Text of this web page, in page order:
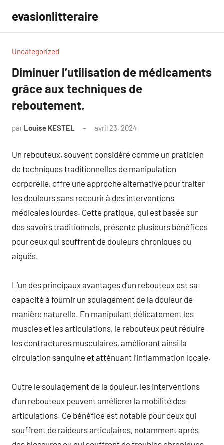
contenu
evasionlitteraire
Uncategorized
Diminuer l’utilisation de médicaments
grâce aux techniques de
reboutement.
par Louise KESTEL avril 23, 2024
Un rebouteux, souvent considéré comme un praticien
de techniques traditionnelles de manipulation
corporelle, offre une approche alternative pour traiter
les douleurs sans recourir à des interventions
médicales lourdes. Cette pratique, qui est basée sur
des savoirs traditionnels, présente plusieurs bénéfices
pour ceux qui souffrent de douleurs chroniques ou
aiguës.
L’un des principaux avantages d’un rebouteux est sa
capacité à fournir un soulagement de la douleur de
manière naturelle. En manipulant délicatement les
muscles et les articulations, le rebouteux peut réduire
les contractures musculaires, améliorant ainsi la
circulation sanguine et atténuant l’inflammation locale.
Outre le soulagement de la douleur, les interventions
d’un rebouteux peuvent améliorer la mobilité des
articulations. Ce bénéfice est notable pour ceux qui
souffrent de raideurs articulaires, notamment après